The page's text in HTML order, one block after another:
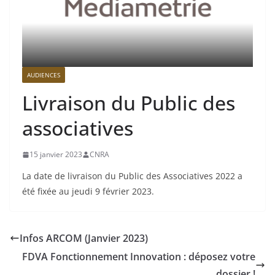
AUDIENCES
Livraison du Public des
associatives
15 janvier 2023 CNRA
La date de livraison du Public des Associatives 2022 a
été fixée au jeudi 9 février 2023.
Infos ARCOM (Janvier 2023)
FDVA Fonctionnement Innovation : déposez votre